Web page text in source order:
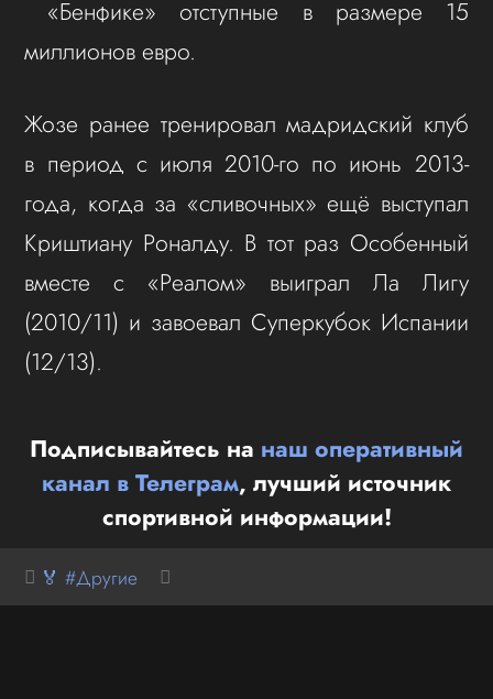
«Бенфике» отступные в размере 15
миллионов евро.
Жозе ранее тренировал мадридский клуб
в период с июля 2010-го по июнь 2013-
года, когда за «сливочных» ещё выступал
Криштиану Роналду. В тот раз Особенный
вместе с «Реалом» выиграл Ла Лигу
(2010/11) и завоевал Суперкубок Испании
(12/13).
Подписывайтесь на наш оперативный
канал в Телеграм, лучший источник
спортивной информации!
🏅 #Другие